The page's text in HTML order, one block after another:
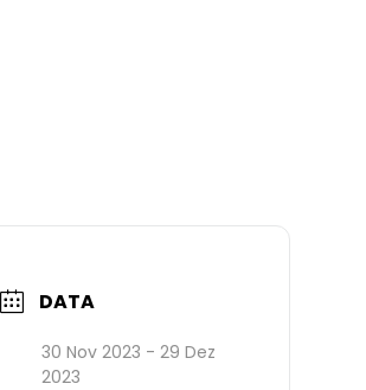
DATA
30 Nov 2023 - 29 Dez
2023